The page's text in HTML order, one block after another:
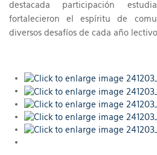
destacada participación
fortalecieron el espíritu de
diversos desafíos de cada año lectivo.